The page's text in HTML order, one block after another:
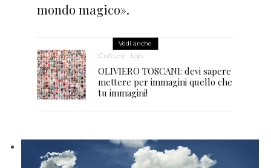
mondo magico».
Vedi anche
Culture top
OLIVIERO TOSCANI: devi sapere
mettere per immagini quello che
tu immagini!